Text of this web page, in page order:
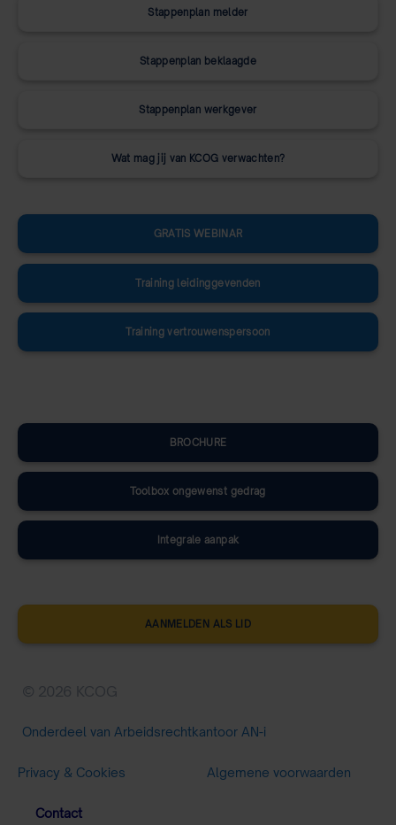
Stappenplan melder
Stappenplan beklaagde
Stappenplan werkgever
Wat mag jij van KCOG verwachten?
GRATIS WEBINAR
Training leidinggevenden
Training vertrouwenspersoon
BROCHURE
Toolbox ongewenst gedrag
Integrale aanpak
AANMELDEN ALS LID
© 2026 KCOG
Onderdeel van Arbeidsrechtkantoor AN-i
Privacy & Cookies Algemene voorwaarden
Contact